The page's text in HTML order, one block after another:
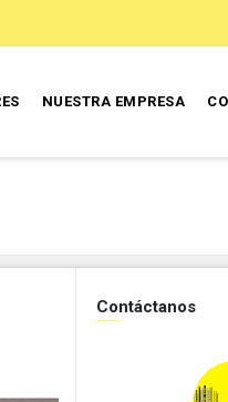
NUESTRA EMPRESA
Contáctanos